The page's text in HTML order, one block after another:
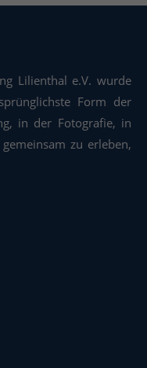
Lilienthal e.V. wurde
Form der
in der Fotografie, in
zu erleben,